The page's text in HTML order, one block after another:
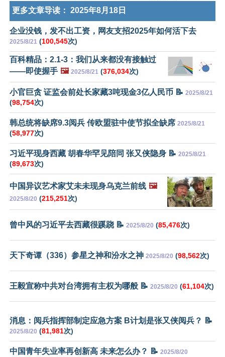
更多文章导读： 2025年8月18日
企业没钱，发不出工资，网友支招2025年如何活下去
2025/8/21 (100,545次)
百科精品：2.1-3：我们从来都没有接触过
——即使握手 🖼️ 2025/8/21 (376,034次)
小官巨贪 证监会前处长家藏3吨现金3亿人民币 📝 2025/8/21
(98,754次)
韩总统将缺席9.3阅兵 传欧盟驻中使节拟全缺席 2025/8/21
(58,977次)
习近平现身西藏 胡春华罕见陪同 张又侠隐身 📝 2025/8/21
(89,673次)
中国异议艺术家艾未未现身乌克兰前线 🖼️
2025/8/20 (215,251次)
曾中风的习近平去西藏很蹊跷 📝 2025/8/20 (85,476次)
天下奇谭（336）参星之神和汾水之神 2025/8/20 (98,562次)
王毅宣称中共对台湾拥有主权为哪般 📝 2025/8/20 (61,104次)
消息：阅兵指挥部制定应急方案 B计划是张又侠阅兵？ 📝
2025/8/20 (81,981次)
中国青年失业率再创新高 未来怎么办？ 📝 2025/8/20